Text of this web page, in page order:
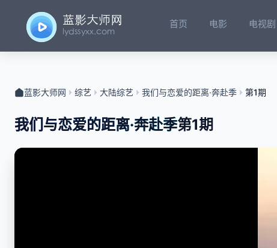
首页 电影 电视剧
蓝影大师网 综艺 大陆综艺 我们与恋爱的距离·奔赴季 第1期
我们与恋爱的距离·奔赴季第1期